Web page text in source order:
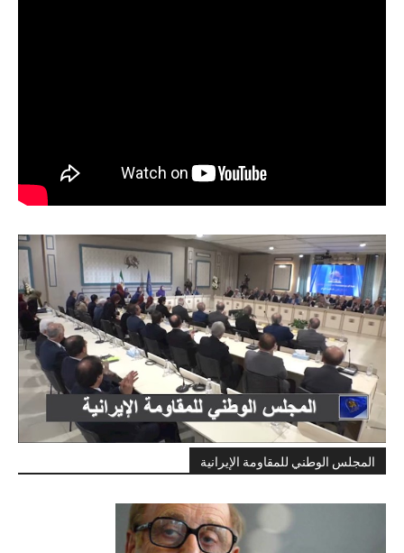
المجلس الوطني للمقاومة الإيرانية